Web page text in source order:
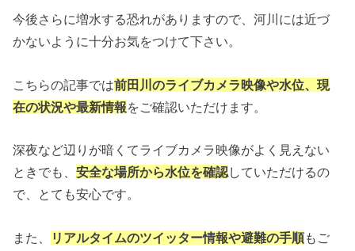
今後さらに増水する恐れがありますので、河川には近づ
かないように十分お気をつけて下さい。
こちらの記事では前田川のライブカメラ映像や水位、現
在の状況や最新情報をご確認いただけます。
深夜など辺りが暗くてライブカメラ映像がよく見えない
ときでも、安全な場所から水位を確認していただけるの
で、とても安心です。
また、 リアルタイムのツイッター情報や避難の手順もご